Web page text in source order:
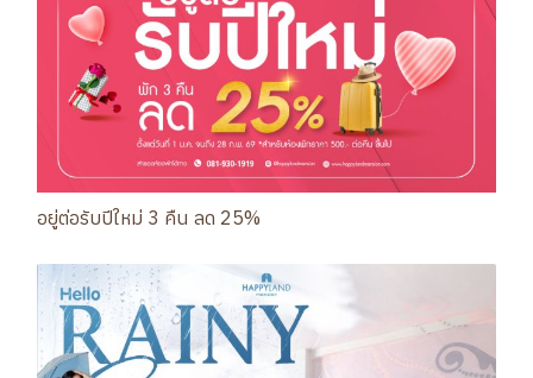
อยู่ต่อรับปีใหม่ 3 คืน ลด 25%